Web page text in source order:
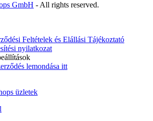
GmbH - All rights reserved.
Feltételek és Elállási Tájékoztató
nyilatkozat
lemondása itt
üzletek